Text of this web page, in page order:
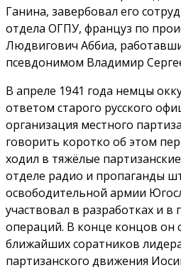
Ганина, завербовал его
отдела ОГПУ, француз по
Людвигович Аббиа,
псевдонимом Владимир
В апреле 1941 года немцы
ответом старого русского
организация местного
говорить коротко об этом
ходил в тяжёлые
отделе радио и пропаганды
освободительной армии
участвовал в разработках и
операций. В конце концов он
ближайших соратников
партизанского движения